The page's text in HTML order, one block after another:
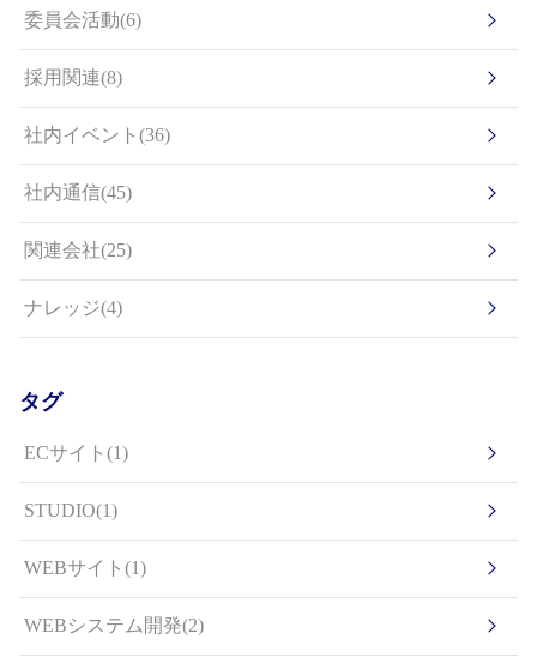
委員会活動(6)
採用関連(8)
社内イベント(36)
社内通信(45)
関連会社(25)
ナレッジ(4)
タグ
ECサイト(1)
STUDIO(1)
WEBサイト(1)
WEBシステム開発(2)